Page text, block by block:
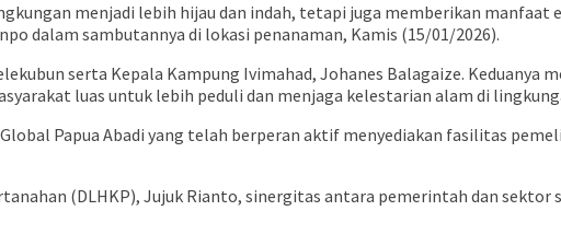
menjadi lebih hijau dan indah, tetapi juga memberikan
dalam sambutannya di lokasi penanaman, Kamis (15/01/2026).
serta Kepala Kampung Ivimahad, Johanes Balagaize.
luas untuk lebih peduli dan menjaga kelestarian alam di
Papua Abadi yang telah berperan aktif menyediakan fasilitas
(DLHKP), Jujuk Rianto, sinergitas antara pemerintah dan